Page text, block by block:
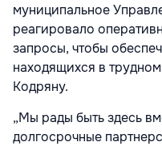
муниципальное
реагировало
запросы, чтобы
находящихся в
Кодряну.
„Мы рады быть здесь
долгосрочные